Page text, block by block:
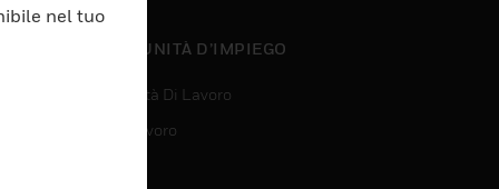
OPPORTUNITÀ D’IMPIEGO
Opportunità Di Lavoro
Ricerca Lavoro
nel tuo